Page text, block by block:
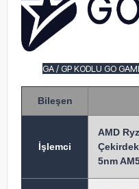
GA / GP KODLU GO
Bileşen
İşlemci
AMD
5nm